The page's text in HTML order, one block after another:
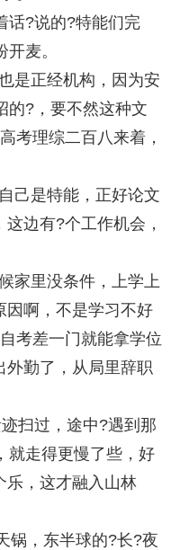
?说的?特能们完
麦。
是正经机构，因为安
的?，要不然这种文
理综二百八来着，
己是特能，正好论文
边有?个工作机会，
家里没条件，上学上
啊，不是学习不好
考差一门就能拿学位
外勤了，从局里辞职
扫过，途中?遇到那
就走得更慢了些，好
乐，这才融入山林
，东半球的?长?夜